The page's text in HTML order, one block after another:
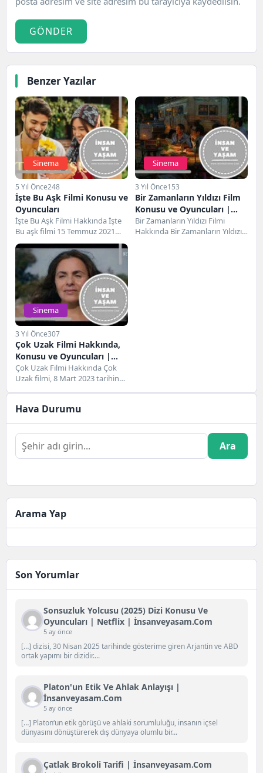
GÖNDER
Benzer Yazılar
Sinema
5 Yıl Önce248
İşte Bu Aşk Filmi Konusu ve
Oyuncuları
İşte Bu Aşk Filmi Hakkında İşte
Bu aşk filmi 15 Temmuz 2021
tarihinde yayına girmiş...
Sinema
3 Yıl Önce153
Bir Zamanların Yıldızı Film
Konusu ve Oyuncuları |
Netflix
Bir Zamanların Yıldızı Filmi
Hakkında Bir Zamanların Yıldızı
Sinema
3 Yıl Önce307
Çok Uzak Filmi Hakkında,
Konusu ve Oyuncuları |
Netflix
Çok Uzak Filmi Hakkında Çok
Uzak filmi, 8 Mart 2023 tarihinde
Hava Durumu
Ara
Arama Yap
Son Yorumlar
Sonsuzluk Yolcusu (2025) Dizi Konusu Ve
Oyuncuları | Netflix | İnsanveyasam.com
5 ay önce
[…] dizisi, 30 Nisan 2025 tarihinde gösterime giren Arjantin ve ABD
ortak yapımı bir dizidir....
Platon'un Etik Ve Ahlak Anlayışı |
İnsanveyasam.com
5 ay önce
[…] Platon‘un etik görüşü ve ahlaki sorumluluğu, insanın içsel
dünyasını dönüştürerek dış dünyaya olumlu bir...
Çatlak Brokoli Tarifi | İnsanveyasam.com